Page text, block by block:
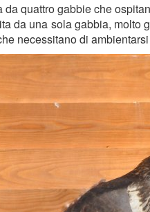
da quattro gabbie che
da una sola gabbia,
necessitano di